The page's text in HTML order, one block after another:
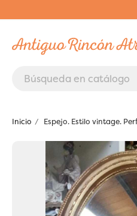
Inicio Espejo. Estilo vintage.